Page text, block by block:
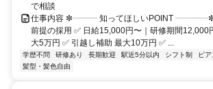
で相談
仕事内容 ✼┈┈┈ 知ってほしいPOINT ┈┈┈┈✼
前提の採用 ✅ 日給15,000円〜｜研修期間12,000
大5万円 ✅ 引越し補助 最大10万円 ✅ ...
学歴不問 研修あり 長期歓迎 駅近5分以内 シフト制 ピ
髪型・髪色自由